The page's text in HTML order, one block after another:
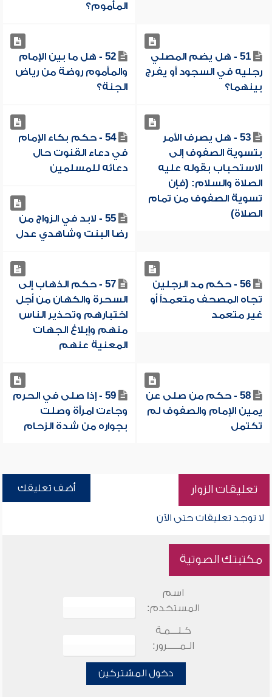
المأموم؟
51 - هل يضم المصلي
رجليه في السجود أو يفرج
بينهما؟
52 - هل ما بين الإمام
والمأموم روضة من رياض
الجنة؟
53 - هل يصرف الأمر
بتسوية الصفوف إلى
الاستحباب بقوله عليه
الصلاة والسلام: (فإن
تسوية الصفوف من تمام
الصلاة)
54 - حكم بكاء الإمام
في دعاء القنوت حال
دعائه للمسلمين
55 - لابد في الزواج من
رضا البنت وشاهدي عدل
56 - حكم مد الرجلين
تجاه المصحف متعمداً أو
غير متعمد
57 - حكم الذهاب إلى
السحرة والكهان من أجل
اختبارهم وتحذير الناس
منهم وإبلاغ الجهات
المعنية عنهم
58 - حكم من صلى عن
يمين الإمام والصفوف لم
تكتمل
59 - إذا صلى في الحرم
وجاءت امرأة وصلت
بجواره من شدة الزحام
تعليقات الزوار أضف تعليقك
لا توجد تعليقات حتى الآن
مكتبتك الصوتية
اسم
المستخدم:
كـلـــمـة
الـمـــــرور:
دخول المشتركين